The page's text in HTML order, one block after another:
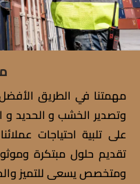
مهمتنا في الطريق
وتصدير الخشب و الحديد و
على تلبية احتياجات
تقديم حلول مبتكرة
ومتخصص يسعى للتميز